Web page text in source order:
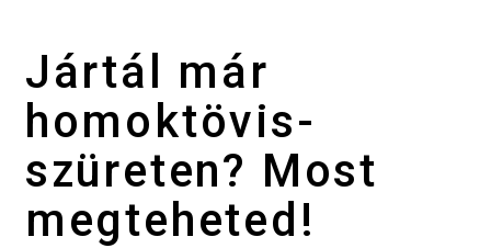
Jártál már
homoktövis-
szüreten? Most
megteheted!